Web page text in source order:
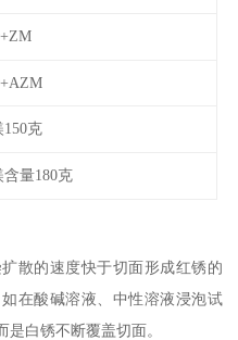
克
量180克
散的速度快于切面形成红锈的
在酸碱溶液、中性溶液浸泡试
白锈不断覆盖切面。